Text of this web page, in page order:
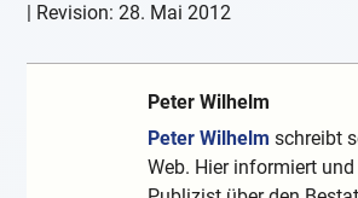
| Revision:28. Mai 2012
Peter Wilhelm
Peter Wilhelm schreibt
Web. Hier informiert